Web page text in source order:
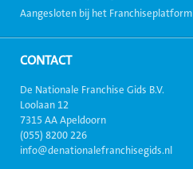
Aangesloten bij het Franchiseplatform
CONTACT
De Nationale Franchise Gids B.V.
Loolaan 12
7315 AA Apeldoorn
(055) 8200 226
info@denationalefranchisegids.nl